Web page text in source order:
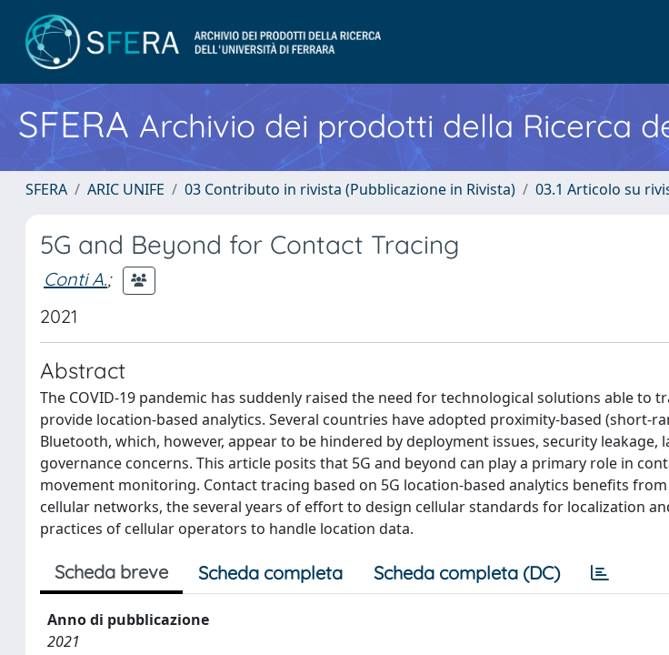
SFERA Archivio dei prodotti della Ricerca
SFERA ARIC UNIFE 03 Contributo in rivista (Pubblicazione in Rivista) 03.1 Articolo su
5G and Beyond for Contact Tracing
Conti A.;
2021
Abstract
The COVID-19 pandemic has suddenly raised the need for technological solutions able to
provide location-based analytics. Several countries have adopted proximity-based (short-
Bluetooth, which, however, appear to be hindered by deployment issues, security leakage,
governance concerns. This article posits that 5G and beyond can play a primary role in
movement monitoring. Contact tracing based on 5G location-based analytics benefits
cellular networks, the several years of effort to design cellular standards for localization
practices of cellular operators to handle location data.
Scheda breve Scheda completa Scheda completa (DC)
Anno di pubblicazione
2021